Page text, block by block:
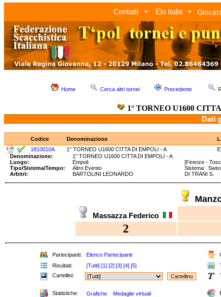
Contatti Elo Italia
Home Cerca altri tornei Precedente
1° TORNEO U1600
Dati
Codice Denominazione
1810010A
1° TORNEO U1600 CITTA DI EMPOLI - A
Denominazione:
1° TORNEO U1600 CITTA DI EMPOLI - A
Luogo:
Empoli
[Firenze -
Tipo/Sistema/Tempo:
Altro Evento
Sistema:
Arbitri:
BARTOLINI LEONARDO DI TRANI S.
Massazza Federico
2
Partecipanti: Elenco Partecipanti
Risultati:
[Tutti] [1] [2] [3] [4] [5]
Cartellini:
Statistiche: Grafiche Medaglie virtuali